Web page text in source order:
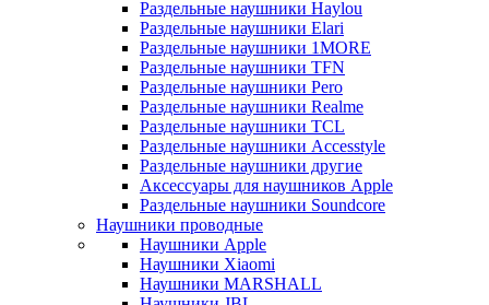
Раздельные наушники Haylou
Раздельные наушники Elari
Раздельные наушники 1MORE
Раздельные наушники TFN
Раздельные наушники Pero
Раздельные наушники Realme
Раздельные наушники TCL
Раздельные наушники Accesstyle
Раздельные наушники другие
Аксессуары для наушников Apple
Раздельные наушники Soundcore
Наушники проводные
Наушники Apple
Наушники Xiaomi
Наушники MARSHALL